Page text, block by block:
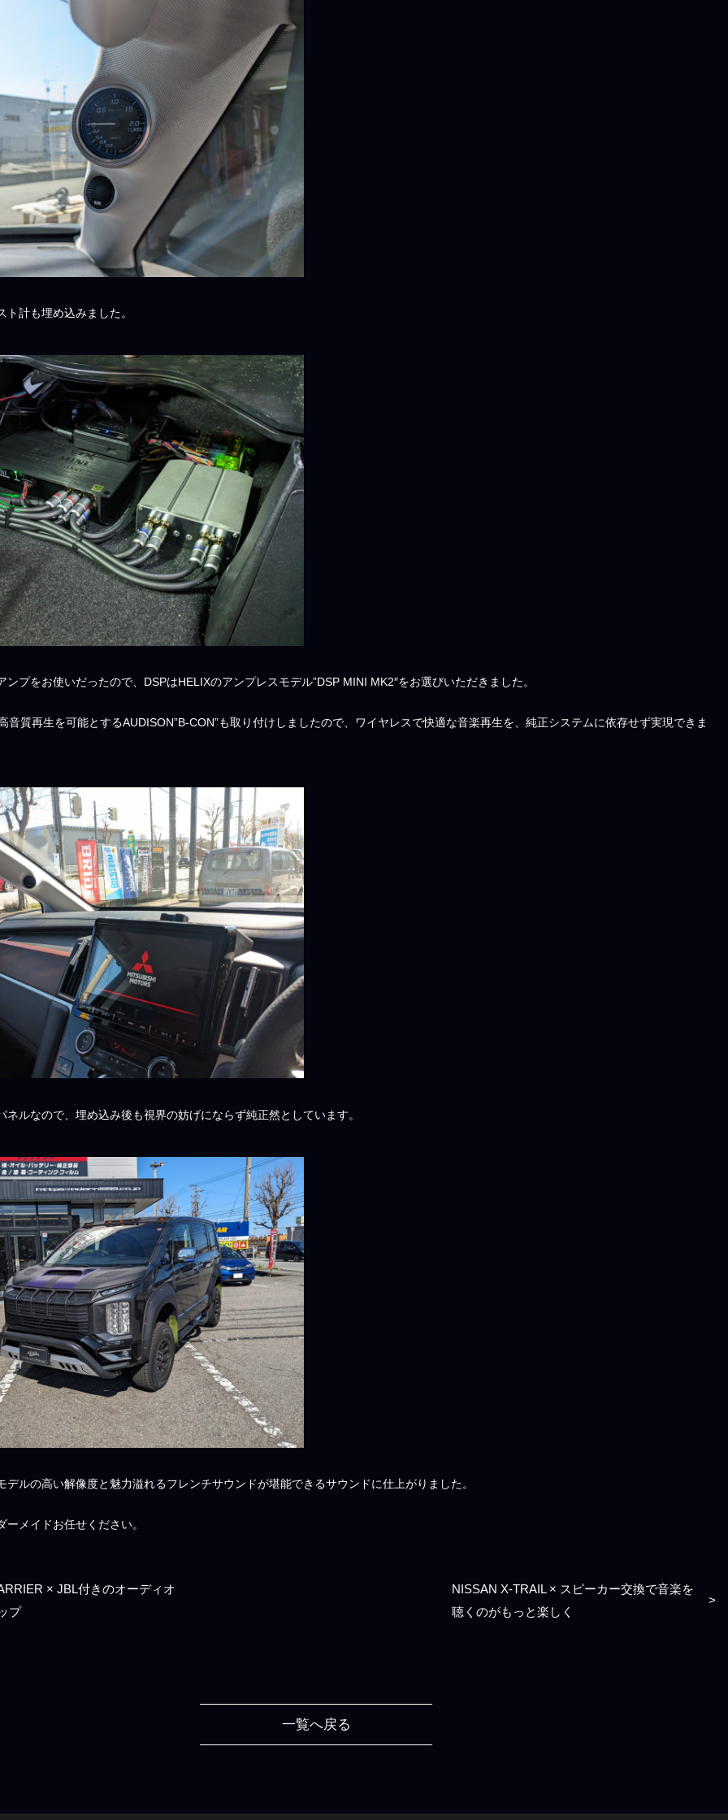
ト計も埋め込みました。
ンプをお使いだったので、DSPはHELIXのアンプレスモデル”DSP MINI MK2″をお選びいただきました。
音質再生を可能とするAUDISON”B-CON”も取り付けしましたので、ワイヤレスで快適な音楽再生を、純正システムに依存せず実現できま
ネルなので、埋め込み後も視界の妨げにならず純正然としています。
デルの高い解像度と魅力溢れるフレンチサウンドが堪能できるサウンドに仕上がりました。
ーメイドお任せください。
× JBL付きのオーディオ
プ
NISSAN X-TRAIL × スピーカー交換で音楽を
聴くのがもっと楽しく
>
一覧へ戻る